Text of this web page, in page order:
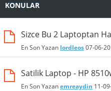
KONULAR
Sizce Bu 2 Laptoptan
En Son Yazan lordleos07-06-
Satilik Laptop - HP
En Son Yazanemreaydin 11-